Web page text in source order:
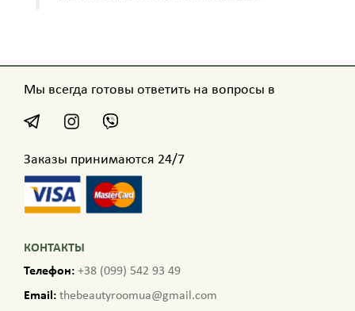
Мы всегда готовы ответить на вопросы в
Заказы принимаются 24/7
КОНТАКТЫ
Телефон: +38 (099) 542 93 49
Email: thebeautyroomua@gmail.com